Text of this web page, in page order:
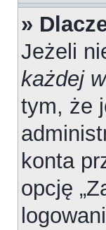
»
Jeżeli
każdej
tym, że
konta
opcję